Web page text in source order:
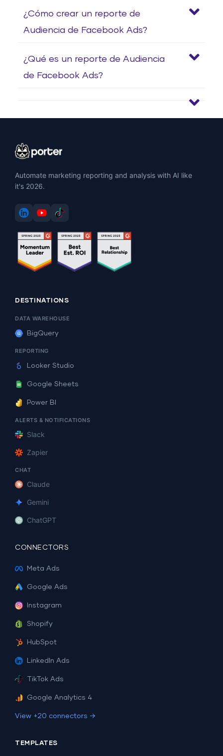
¿Cómo crear un reporte de
Audiencia de Facebook Ads?
¿Qué es un reporte de Audiencia
de Facebook Ads?
Automate marketing reporting and analysis with AI like
it's 2026.
DESTINATIONS
DATA WAREHOUSE
BigQuery
REPORTING
Looker Studio
Google Sheets
Power BI
ALERTS & NOTIFICATIONS
Slack
Zapier
CHAT
Claude
Gemini
ChatGPT
CONNECTORS
Meta Ads
Google Ads
Instagram
Shopify
HubSpot
LinkedIn Ads
TikTok Ads
Google Analytics 4
View +20 connectors →
TEMPLATES